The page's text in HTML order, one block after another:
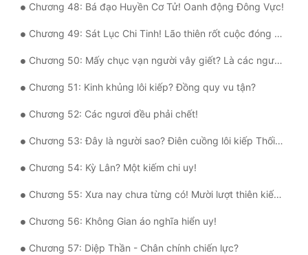
Chương 48: Bá đạo Huyền Cơ Tử! Oanh động Đông Vực!
Chương 49: Sát Lục Chi Tinh! Lão thiên rốt cuộc đóng lại cánh cửa nào cho ngươi?
Chương 50: Mấy chục vạn người vây giết? Là các ngươi bức ta đấy!
Chương 51: Kinh khủng lôi kiếp? Đồng quy vu tận?
Chương 52: Các ngươi đều phải chết!
Chương 53: Đây là người sao? Điên cuồng lôi kiếp Thối Thể!
Chương 54: Kỳ Lân? Một kiếm chi uy!
Chương 55: Xưa nay chưa từng có! Mười lượt thiên kiếp! Diệt thế thiên kiếp?
Chương 56: Không Gian áo nghĩa hiển uy!
Chương 57: Diệp Thần - Chân chính chiến lực?